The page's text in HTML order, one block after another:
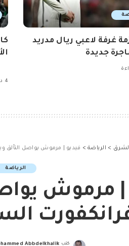
غرفة لاعبي ريال مدريد
جديدة
4 دقيقة للقراءة
> الرياضة> فيديو | مرموش يواصل التألق
الرياضة
| مرموش
كتب Abbdelkhalik